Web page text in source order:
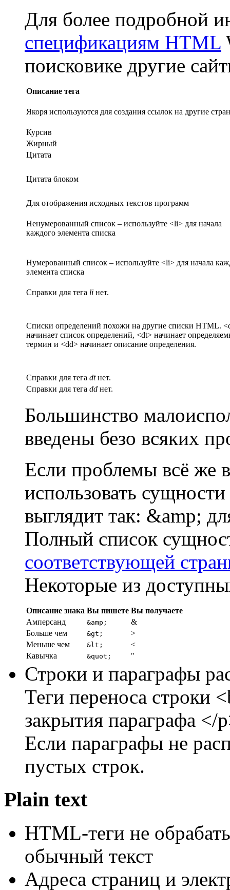
Для более подробной
спецификациям HTML
поисковике другие
Описание тега
Якоря используются для создания ссылок на другие
Курсив
Жирный
Цитата
Цитата блоком
Для отображения исходных текстов программ
Ненумерованный список – используйте <li> для начала
каждого элемента списка
Нумерованный список – используйте <li> для начала
элемента списка
Справки для тега li нет.
Списки определений похожи на другие списки HTML.
начинает список определений, <dt> начинает
термин и <dd> начинает описание определения.
Справки для тега dtнет.
Справки для тега dd нет.
Большинство
введены безо всяких
Если проблемы всё же
использовать
выглядит так: &amp;
Полный список
соответствующей
Некоторые из
Описание знака Вы пишете Вы получаете
Амперсанд
&amp;
&
Больше чем
&gt;
>
Меньше чем
&lt;
<
Кавычка
&quot; "
Строки и параграфы
Теги переноса строки
закрытия параграфа </
Если параграфы не
пустых строк.
Plain text
HTML-теги не
обычный текст
Адреса страниц и